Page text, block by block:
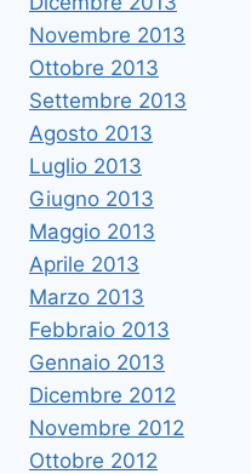
Novembre 2013
Ottobre 2013
Settembre 2013
Agosto 2013
Luglio 2013
Giugno 2013
Maggio 2013
Aprile 2013
Marzo 2013
Febbraio 2013
Gennaio 2013
Dicembre 2012
Novembre 2012
Ottobre 2012